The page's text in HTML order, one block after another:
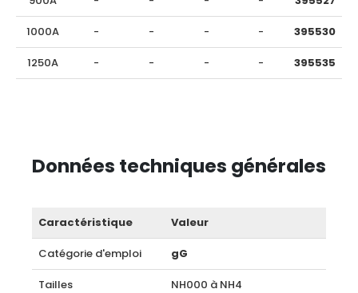
1000A - - - - 395530
1250A - - - - 395535
Données techniques générales
Caractéristique Valeur
Catégorie d'emploi gG
Tailles NH000 à NH4